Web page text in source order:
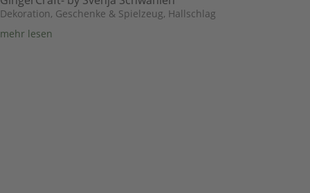
Dekoration, Geschenke & Spielzeug, Hallschlag
mehr lesen